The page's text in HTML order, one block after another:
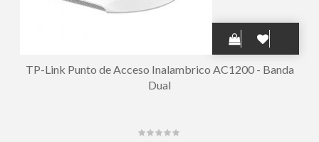
TP-Link Punto de Acceso Inalambrico AC1200 - Banda
Dual